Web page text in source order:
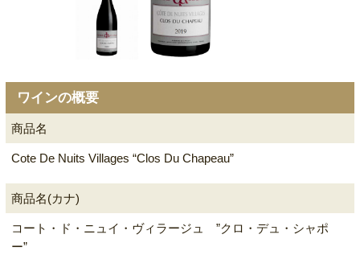
ワインの概要
商品名
Cote De Nuits Villages “Clos Du Chapeau”
商品名(カナ)
コート・ド・ニュイ・ヴィラージュ ”クロ・デュ・シャポ
ー”